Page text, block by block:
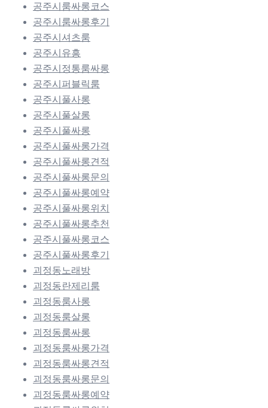
공주시룸싸롱코스
공주시룸싸롱후기
공주시셔츠룸
공주시유흥
공주시정통룸싸롱
공주시퍼블릭룸
공주시풀사롱
공주시풀살롱
공주시풀싸롱
공주시풀싸롱가격
공주시풀싸롱견적
공주시풀싸롱문의
공주시풀싸롱예약
공주시풀싸롱위치
공주시풀싸롱추천
공주시풀싸롱코스
공주시풀싸롱후기
괴정동노래방
괴정동란제리룸
괴정동룸사롱
괴정동룸살롱
괴정동룸싸롱
괴정동룸싸롱가격
괴정동룸싸롱견적
괴정동룸싸롱문의
괴정동룸싸롱예약